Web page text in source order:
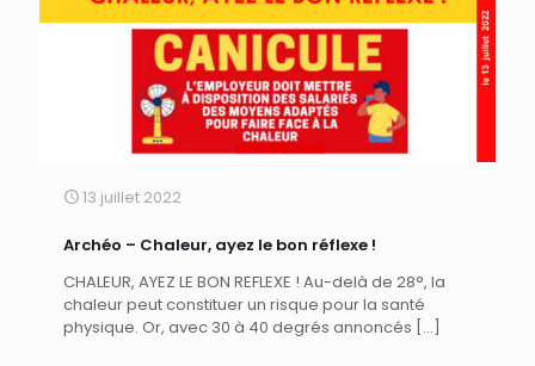
13 juillet 2022
Archéo – Chaleur, ayez le bon réflexe !
CHALEUR, AYEZ LE BON REFLEXE ! Au-delà de 28°, la
chaleur peut constituer un risque pour la santé
physique. Or, avec 30 à 40 degrés annoncés […]